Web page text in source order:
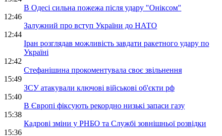
В Одесі сильна пожежа після удару "Оніксом"
12:46
Залужний про вступ України до НАТО
12:44
Іран розглядав можливість завдати ракетного удару по
Україні
12:42
Стефанішина прокоментувала своє звільнення
15:49
ЗСУ атакували ключові військові об'єкти рф
15:40
В Європі фіксують рекордно низькі запаси газу
15:38
Кадрові зміни у РНБО та Службі зовнішньої розвідки
15:36